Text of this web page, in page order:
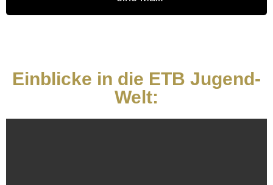
Einblicke in die ETB Jugend-
Welt: